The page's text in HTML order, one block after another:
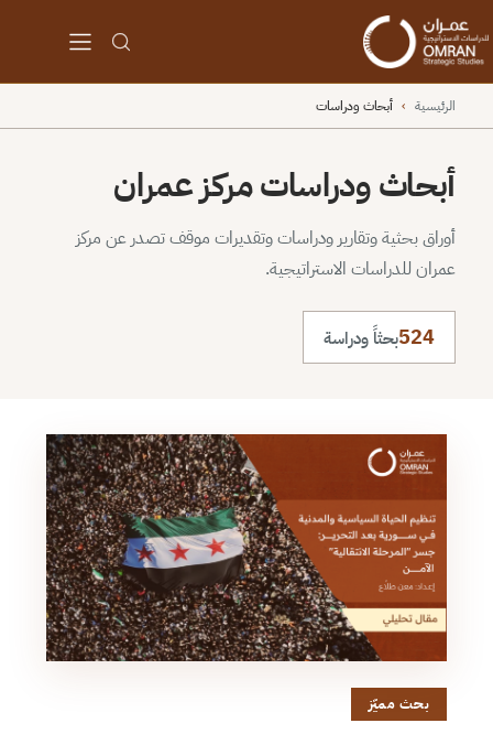
الرئيسية › أبحاث ودراسات
أبحاث ودراسات مركز عمران
أوراق بحثية وتقارير ودراسات وتقديرات موقف تصدر عن مركز
عمران للدراسات الاستراتيجية.
524بحثاً ودراسة
بحث مميّز